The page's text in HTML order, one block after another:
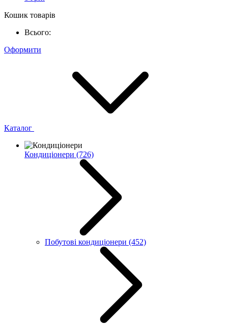
Кошик товарів
Всього:
Оформити
Каталог
Кондиціонери (726)
Побутові кондиціонери (452)